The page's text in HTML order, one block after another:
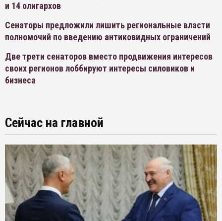
и 14 олигархов
Сенаторы предложили лишить региональные власти
полномочий по введению антиковидных ограничений
Две трети сенаторов вместо продвижения интересов
своих регионов лоббируют интересы силовиков и
бизнеса
Сейчас на главной